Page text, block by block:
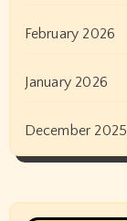
February 2026
January 2026
December 2025